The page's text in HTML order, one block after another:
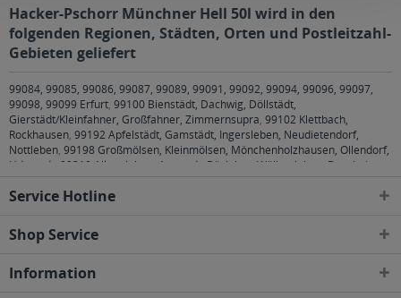
Hacker-Pschorr Münchner Hell 50l wird in den
folgenden Regionen, Städten, Orten und Postleitzahl-
Gebieten geliefert
99084, 99085, 99086, 99087, 99089, 99091, 99092, 99094, 99096, 99097,
99098, 99099 Erfurt, 99100 Bienstädt, Dachwig, Döllstädt,
Gierstädt/Kleinfahner, Großfahner, Zimmernsupra, 99102 Klettbach,
Rockhausen, 99192 Apfelstädt, Gamstädt, Ingersleben, Neudietendorf,
Nottleben, 99198 Großmölsen, Kleinmölsen, Mönchenholzhausen, Ollendorf,
Udestedt
99310 Alkersleben, Arnstadt, Bösleben-Wüllersleben, Dornheim,
99334 Elleben, Elxleben, Ichtershausen, Kirchheim
Niederzimmern, Nohra, Ottstedt am Berge, Utzberg
Frankendorf, Großschwabhausen, Hammerstedt, Hohlstedt, Kiliansroda,
Umpferstedt,99867 Gotha
99869 Ballstädt, Brüheim, Bufleben, Ebenheim,
Service Hotline
Shop Service
Information